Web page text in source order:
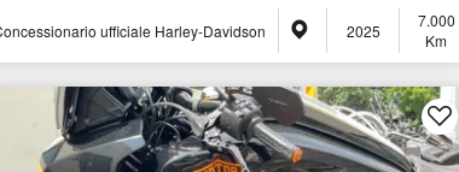
ufficiale Harley-Davidson Riccione (RN)
2025
7.000
Km